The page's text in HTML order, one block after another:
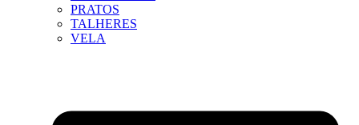
PRATOS
TALHERES
VELA